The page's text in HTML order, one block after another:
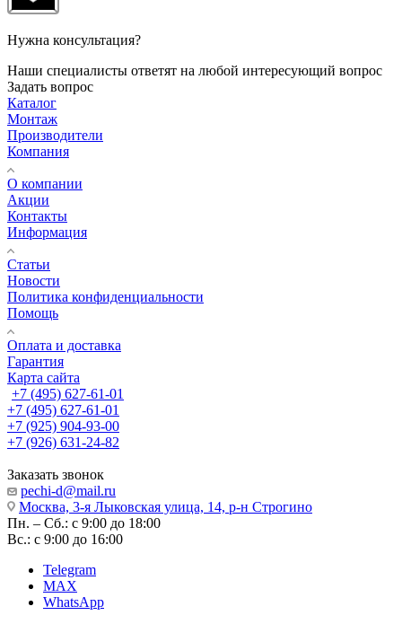
Нужна консультация?
Наши специалисты ответят на любой интересующий вопрос
Задать вопрос
Каталог
Монтаж
Производители
Компания
О компании
Акции
Контакты
Информация
Статьи
Новости
Политика конфиденциальности
Помощь
Оплата и доставка
Гарантия
Карта сайта
+7 (495) 627-61-01
+7 (495) 627-61-01
+7 (925) 904-93-00
+7 (926) 631-24-82
Заказать звонок
pechi-d@mail.ru
Москва, 3-я Лыковская улица, 14, р-н Строгино
Пн. – Сб.: с 9:00 до 18:00
Вс.: с 9:00 до 16:00
Telegram
MAX
WhatsApp